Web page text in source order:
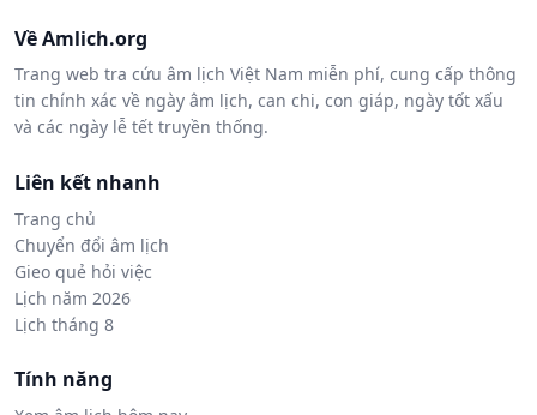
Về Amlich.org
Trang web tra cứu âm lịch Việt Nam miễn phí, cung cấp thông
tin chính xác về ngày âm lịch, can chi, con giáp, ngày tốt xấu
và các ngày lễ tết truyền thống.
Liên kết nhanh
Trang chủ
Chuyển đổi âm lịch
Gieo quẻ hỏi việc
Lịch năm 2026
Lịch tháng 8
Tính năng